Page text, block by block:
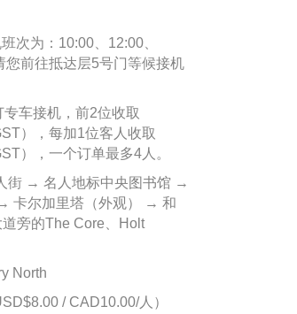
次为：10:00、12:00、
您前往抵达层5号门等候接机
车接机，前2位收取
），每加1位客人收取
），一个订单最多4人。
街 → 名人地标中央图书馆 →
卡尔加里塔（外观） → 和
旁的The Core、Holt
North
/ CAD10.00/人）